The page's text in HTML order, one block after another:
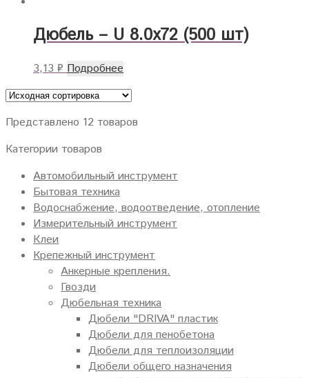
Дюбель – U 8.0х72 (500 шт)
3,13 ₽ Подробнее
Представлено 12 товаров
Категории товаров
Автомобильный инструмент
Бытовая техника
Водоснабжение, водоотведение, отопление
Измерительный инструмент
Клеи
Крепежный инструмент
Анкерные крепления.
Гвозди
Дюбельная техника
Дюбели "DRIVA" пластик
Дюбели для пенобетона
Дюбели для теплоизоляции
Дюбели общего назначения